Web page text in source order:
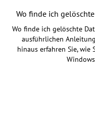
Wo finde ich
Wo finde ich gelöschte
ausführlichen
hinaus erfahren Sie, wie